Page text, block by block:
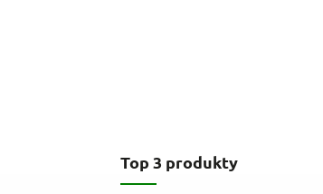
Top 3 produkty